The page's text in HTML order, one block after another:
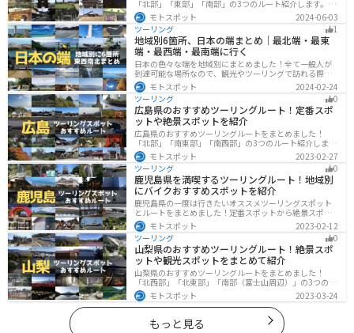
「北部」「東部」「南部」の3つのルート紹介します。岡
山市や倉敷市など、歴史ある街並みも魅力的で、バイク
ツーリングに最適なスポットが多数あります。バイクで
岡山県にツーリングに行く際は参考にしてください。
モトスポット
2024-06-03
ツーリング
1
地域別6箇所、日本の端まとめ｜最北端・最東
端・最西端・最南端に行く
日本の色々な端を地域別にまとめました！全て一般人が
到達可能な場所なので、観光やツーリングで訪れる際の
参考にしてください。
モトスポット
2024-02-24
ツーリング
0
広島県のおすすめツーリングルート！定番スポ
ットや絶景スポットを紹介
広島県のおすすめツーリングルートをまとめました！
「北部」「南東部」「南西部」の3つのルート紹介しま
す。自然豊かな山と海だけでなく、歴史的価値のある建
造物も多数あるので、飽きることなくツーリングを堪能
できます。バイクで広島県にツーリングに行く際は参考
にしてください。
モトスポット
2023-02-27
ツーリング
0
鹿児島県を満喫するツーリングルート！地域別
にバイクおすすめスポットを紹介
鹿児島県の一度は行きたいオススメツーリングスポット
とルートをまとめました！定番スポットから絶景スポッ
ト、温泉、山、海、グルメなど様々なジャンルで楽しめ
ます。バイクで鹿児島ツーリングに行こうと思っている
人は、参考にしてください。
モトスポット
2023-02-12
ツーリング
0
山梨県のおすすめツーリングルート！絶景スポ
ットや観光スポットをまとめて紹介
山梨県のおすすめツーリングルートをまとめました！
「北西部」「北東部」「南部（富士山周辺）」の3つのル
ート紹介します。富士山を中心に自然豊かな景色や食事
を楽しめるスポットが多数あります。バイクで山梨県に
ツーリングに行く際は参考にしてください。
モトスポット 2023-03-24
もっと見る